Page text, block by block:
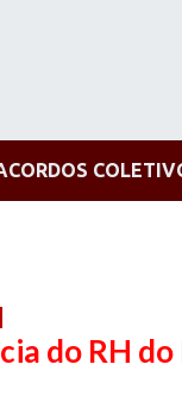
do RH do